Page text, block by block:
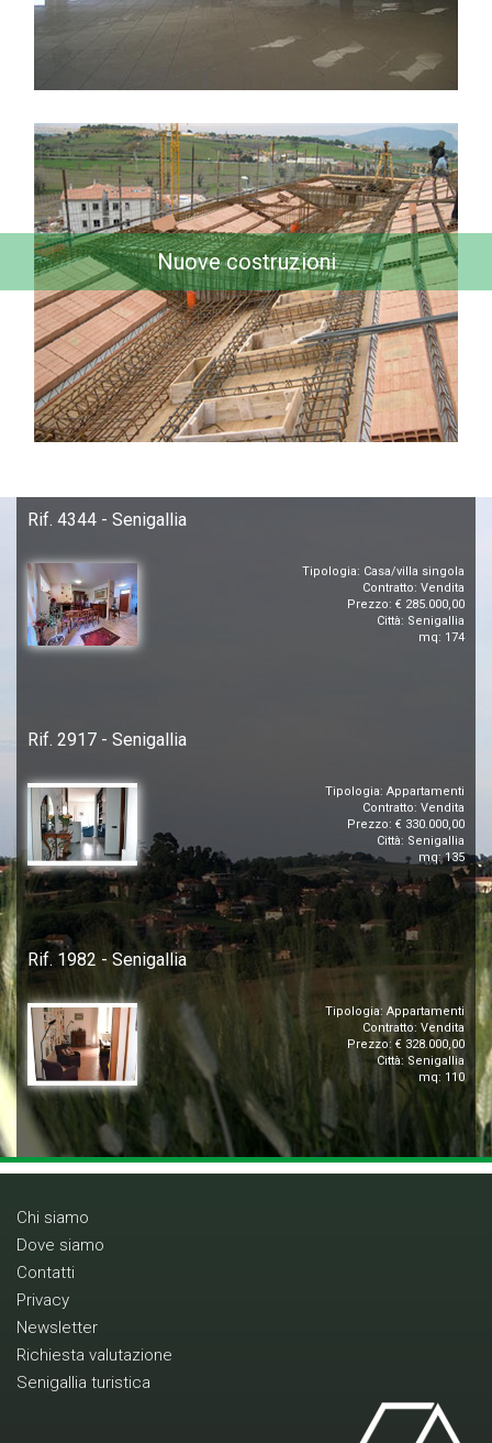
Nuove costruzioni
Rif. 4344 - Senigallia
Tipologia: Casa/villa singola
Contratto: Vendita
Prezzo: € 285.000,00
Città: Senigallia
mq: 174
Rif. 2917 - Senigallia
Tipologia: Appartamenti
Contratto: Vendita
Prezzo: € 330.000,00
Città: Senigallia
mq: 135
Rif. 1982 - Senigallia
Tipologia: Appartamenti
Contratto: Vendita
Prezzo: € 328.000,00
Città: Senigallia
mq: 110
Chi siamo
Dove siamo
Contatti
Privacy
Newsletter
Richiesta valutazione
Senigallia turistica